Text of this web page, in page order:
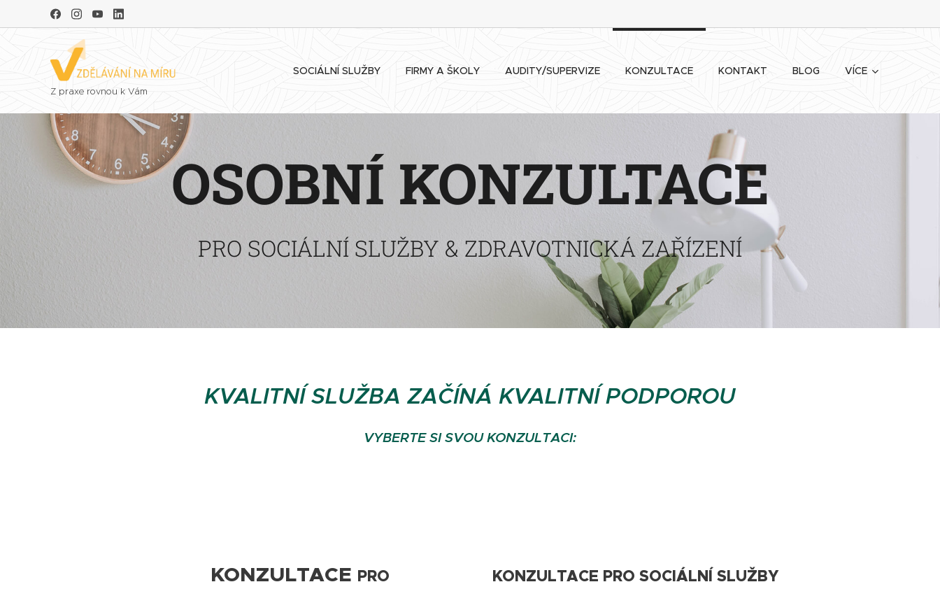
Z praxe rovnou k Vám
SOCIÁLNÍ SLUŽBY FIRMY A ŠKOLY AUDITY/SUPERVIZE KONZULTACE KONTAKT BLOG VÍCE
OSOBNÍ KONZULTACE
PRO SOCIÁLNÍ SLUŽBY & ZDRAVOTNICKÁ ZAŘÍZENÍ
KVALITNÍ SLUŽBA ZAČÍNÁ KVALITNÍ PODPOROU
VYBERTE SI SVOU KONZULTACI:
KONZULTACE PRO
KONZULTACE PRO SOCIÁLNÍ SLUŽBY